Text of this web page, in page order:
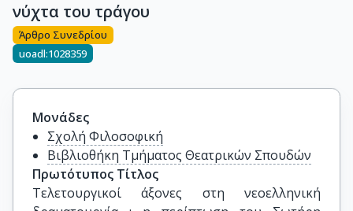
νύχτα του τράγου
Άρθρο Συνεδρίου
uoadl:1028359
Μονάδες
Σχολή Φιλοσοφική
Βιβλιοθήκη Τμήματος Θεατρικών Σπουδών
Πρωτότυπος Τίτλος
Τελετουργικοί άξονες στη νεοελληνική